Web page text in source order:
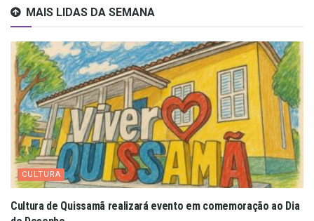
MAIS LIDAS DA SEMANA
CULTURA
Cultura de Quissamã realizará evento em comemoração ao Dia